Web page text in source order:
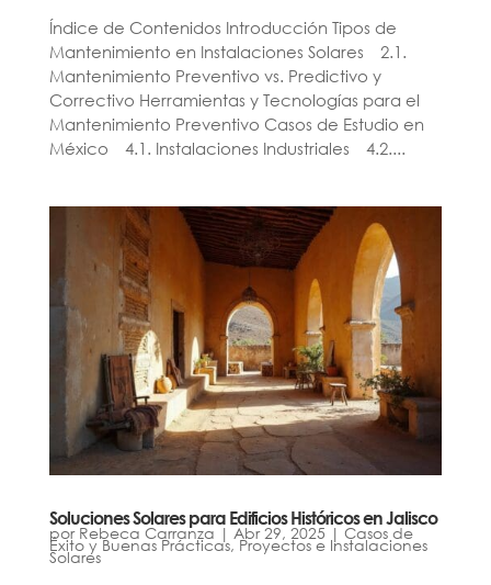
Índice de Contenidos Introducción Tipos de
Mantenimiento en Instalaciones Solares 2.1.
Mantenimiento Preventivo vs. Predictivo y
Correctivo Herramientas y Tecnologías para el
Mantenimiento Preventivo Casos de Estudio en
México 4.1. Instalaciones Industriales 4.2....
Soluciones Solares para Edificios Históricos en Jalisco
por Rebeca Carranza | Abr 29, 2025 | Casos de
Éxito y Buenas Prácticas,Proyectos e Instalaciones
Solares